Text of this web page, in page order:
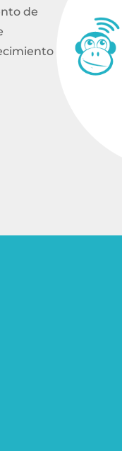
más
de